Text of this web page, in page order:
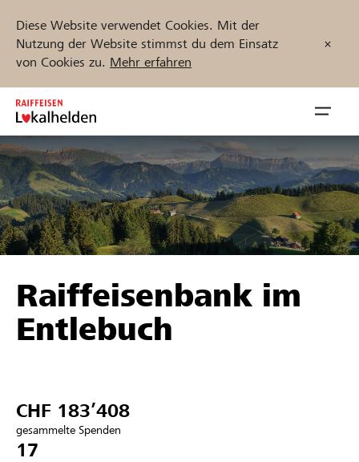
Diese Website verwendet Cookies. Mit der
Nutzung der Website stimmst du dem Einsatz
von Cookies zu. Mehr erfahren
Zum
Inhalt
springen
öffnen
Unterstützen
Hilfe & Support
Projekte und Organisationen finden
Jetzt starten
Raiffeisenbank im
Entlebuch
CHF 183’408
gesammelte Spenden
17